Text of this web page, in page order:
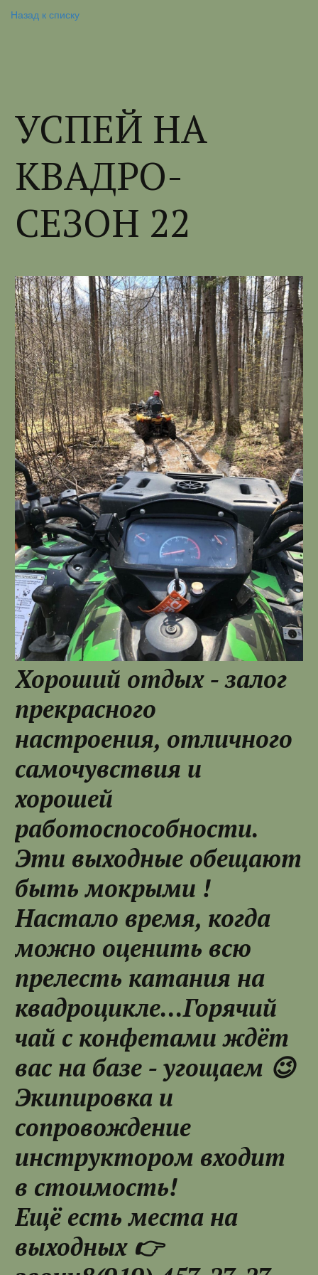
Назад к списку
УСПЕЙ НА
КВАДРО-
СЕЗОН 22
Хороший отдых - залог
прекрасного
настроения, отличного
самочувствия и
хорошей
работоспособности.
Эти выходные обещают
быть мокрыми !
Настало время, когда
можно оценить всю
прелесть катания на
квадроцикле...Горячий
чай с конфетами ждёт
вас на базе - угощаем 😉
Экипировка и
сопровождение
инструктором входит
в стоимость!
Ещё есть места на
выходных 👉